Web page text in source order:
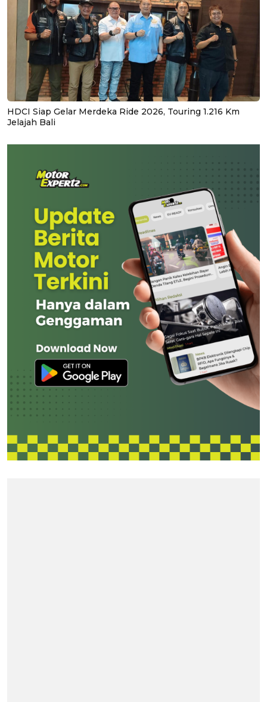
HDCI Siap Gelar Merdeka Ride 2026, Touring 1.216 Km
Jelajah Bali